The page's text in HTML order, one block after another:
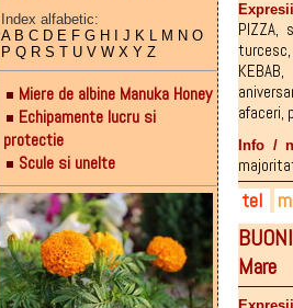
Index alfabetic:
A B C D E F G H J K L M N O
P Q R S T U V W X Y Z
Miere de albine Manuka Honey
Echipamente lucru si
protectie
Scule si unelte
PIZZA,
turcesc,
KEBAB,
afaceri,
Info /
tel
Mare